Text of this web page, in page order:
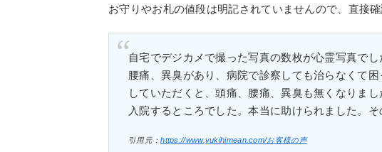
お守りやお札の値段は明記されていませんので、直接
自宅でデジカメで撮った写真の数枚が心霊写真で
腰痛、異臭があり、病院で診察しても治らなくて
していただくと、頭痛、腰痛、異臭も無くなりま
入院するところでした。本当に助けられました。
引用元：https://www.yukihimean.com/お客様の声